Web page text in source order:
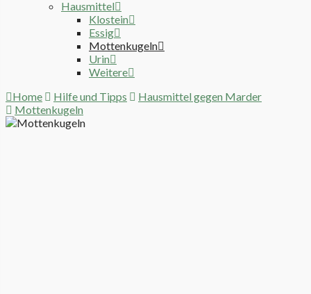
Hausmittel
Klostein
Essig
Mottenkugeln
Urin
Weitere
Home
Hilfe und Tipps
Hausmittel gegen Marder
Mottenkugeln